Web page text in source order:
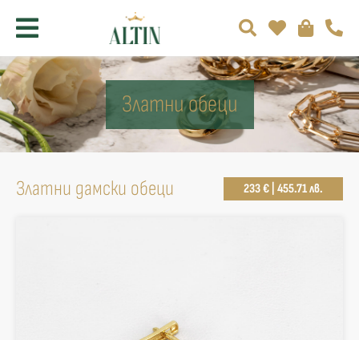
Златни обеци
Златни дамски обеци 233 € | 455.71 лв.